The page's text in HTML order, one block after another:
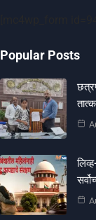
Popular Posts